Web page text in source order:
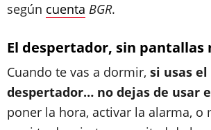
según cuenta BGR.
El despertador, sin pantallas
Cuando te vas a dormir, si usas
despertador… no dejas de usar
poner la hora, activar la alarma, o